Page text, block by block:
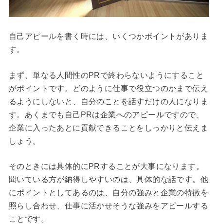
自己アピールを書く時には、いくつかポイントがありま
す。
まず、単なる人間性のPRで終わらないようにすること
がポイントです。どのように仕事で役立つのかまで伝え
るようにしないと、自分のことを話すだけの人になりま
す。あくまでも自己PRは企業へのアピールですので、
企業に入ったあとに貢献できることをしっかりと伝えま
しょう。
そのときには具体的にPRすることが大事になります。
聞いている方が納得しやすいのは、具体的な話です。他
にポイントとしてあるのは、自分の強みと企業の特徴を
照らし合わせ、仕事に活かせそうな強みをアピールする
ことです。